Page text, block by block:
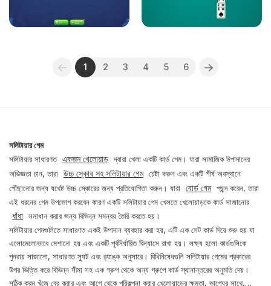
1 2 3 4 5 6
সলিটায়ার গেম
সলিটায়ার সাধারণত একজন খেলোয়াড় দ্বারা খেলা একটি কার্ড গেম। যারা সামাজিক উপাদানের
অভিজ্ঞতা চান, তারা উচ্চ স্কোর সহ সলিটায়ার গেম চেষ্টা করুন এবং একটি শীর্ষ অবস্থানে
পৌঁছানোর জন্য যথেষ্ট উচ্চ স্কোরের জন্য প্রতিযোগিতা করুন। যারা বোর্ড গেম পছন্দ করেন, তারা
এই ধরনের গেম উপভোগ করবেন কারণ একটি সলিটায়ার গেম খেলতে খেলোয়াড়কে কার্ড সাজানোর
ধাঁধা সমাধান করার জন্য বিভিন্ন সমন্বয় তৈরি করতে হয়।
সলিটায়ার গেমগুলিতে সাধারণত একই উপাদান ব্যবহার করা হয়, এটি এক সেট কার্ড দিয়ে শুরু হয় যা
এলোমেলোভাবে মেশানো হয় এবং একটি পূর্বনির্ধারিত বিন্যাসে রাখা হয়। লক্ষ্য হলো কার্ডগুলিকে
পুনরায় সাজানো, সাধারণত স্যুট এবং র‍্যাঙ্ক অনুসারে। বিধিনিষেধগুলি সলিটায়ার গেমের প্রকারের
উপর ভিত্তি করে বিভিন্ন সীমা সহ এক গ্রুপ থেকে অন্য গ্রুপে কার্ড স্থানান্তরের অনুমতি দেয়।
সঠিক ক্রম খুঁজে বের করার এবং আগে থেকে পরিকল্পনা করার খেলোয়াড়ের ক্ষমতা, ভাগ্যের সাথে,